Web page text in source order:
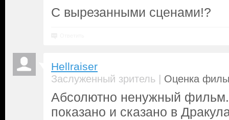
С вырезанными сценами!?
Hellraiser
Заслуженный зритель | Оценка
Абсолютно ненужный
показано и сказано в